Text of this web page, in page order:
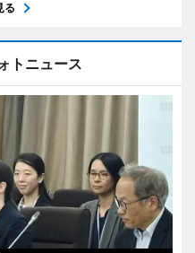
る
トニュース